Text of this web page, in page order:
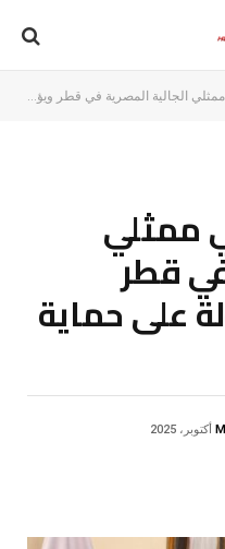
المصرية في قطر ويؤكد حرص الدولة على حماية العمال بالخارج
ممثلي
في قطر
على حماية